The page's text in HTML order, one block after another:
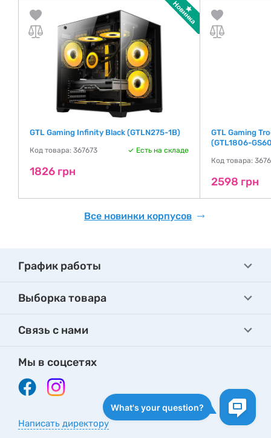
GTL Gaming Infinity Black (GTLN275-1B)
Код товара: 367673 Есть на складе
1826 грн
GTL Gaming
(GTL1806-
Код товара:
2598 грн
Все новинки корпусов
График работы
Выборка товара
Связь с нами
Мы в соцсетях
Написать директору